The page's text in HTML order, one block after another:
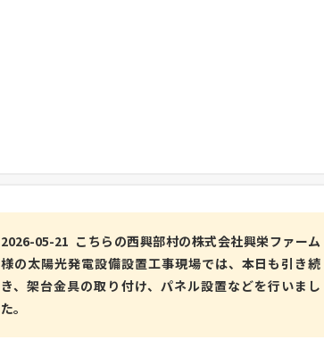
2026-05-21 こちらの西興部村の株式会社興栄ファーム
様の太陽光発電設備設置工事現場では、本日も引き続
き、架台金具の取り付け、パネル設置などを行いまし
た。